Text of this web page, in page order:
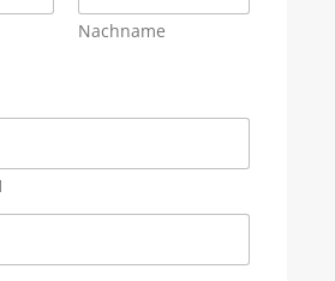
Nachname